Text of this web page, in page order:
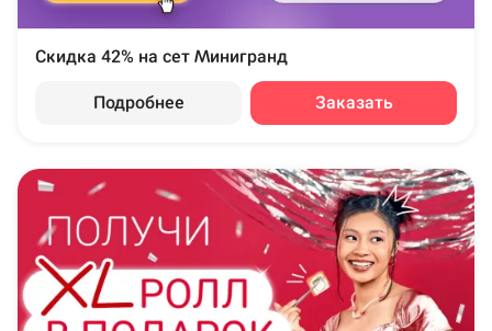
Скидка 42% на сет Минигранд
Подробнее Заказать